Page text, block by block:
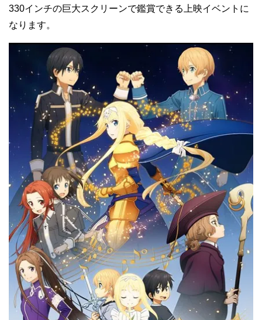
330インチの巨大スクリーンで鑑賞できる上映イベントに
なります。